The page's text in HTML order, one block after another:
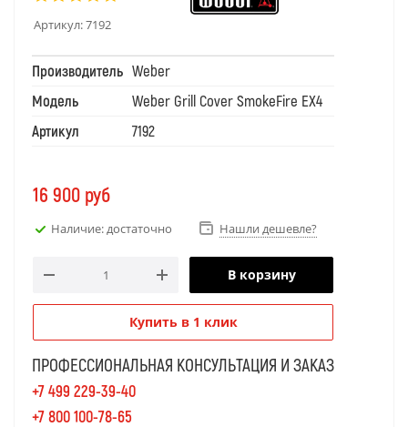
Артикул:7192
Производитель Weber
Модель
Weber Grill Cover SmokeFire EX4
Артикул
7192
16 900 руб
Наличие: достаточно Нашли дешевле?
В корзину
Купить в 1 клик
ПРОФЕССИОНАЛЬНАЯ КОНСУЛЬТАЦИЯ И ЗАКАЗ
+7 499 229-39-40
+7 800 100-78-65